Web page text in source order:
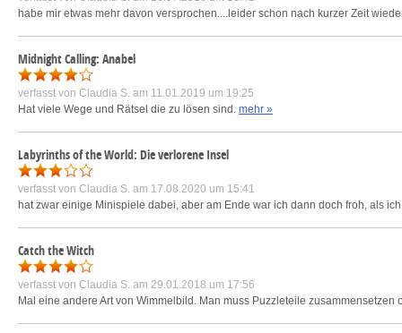
habe mir etwas mehr davon versprochen....leider schon nach kurzer Zeit
Midnight Calling: Anabel
verfasst von Claudia S. am 11.01.2019 um 19:25
Hat viele Wege und Rätsel die zu lösen sind. mehr »
Labyrinths of the World: Die verlorene Insel
verfasst von Claudia S. am 17.08.2020 um 15:41
hat zwar einige Minispiele dabei, aber am Ende war ich dann doch froh, als
Catch the Witch
verfasst von Claudia S. am 29.01.2018 um 17:56
Mal eine andere Art von Wimmelbild. Man muss Puzzleteile